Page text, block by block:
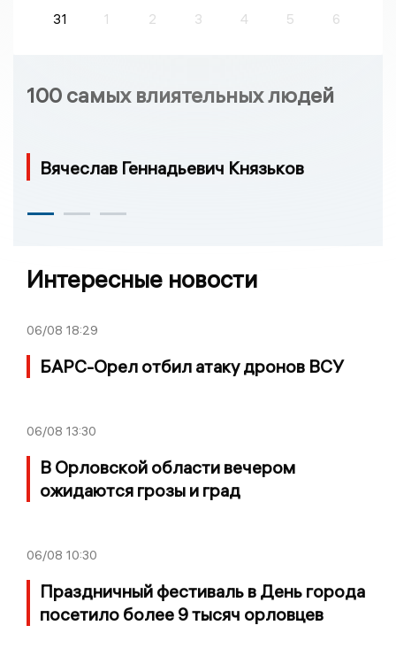
31
1 2 3 4 5 6
100 самых влиятельных людей
Вячеслав Геннадьевич Князьков
Интересные новости
06/08 18:29
БАРС-Орел отбил атаку дронов ВСУ
06/08 13:30
В Орловской области вечером
ожидаются грозы и град
06/08 10:30
Праздничный фестиваль в День города
посетило более 9 тысяч орловцев